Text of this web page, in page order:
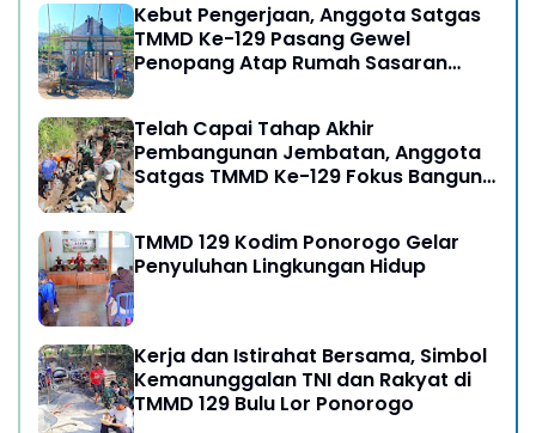
Kebut Pengerjaan, Anggota Satgas
TMMD Ke-129 Pasang Gewel
Penopang Atap Rumah Sasaran
Telah Capai Tahap Akhir
Pembangunan Jembatan, Anggota
Satgas TMMD Ke-129 Fokus Bangun
TMMD 129 Kodim Ponorogo Gelar
Penyuluhan Lingkungan Hidup
Kerja dan Istirahat Bersama, Simbol
Kemanunggalan TNI dan Rakyat di
TMMD 129 Bulu Lor Ponorogo